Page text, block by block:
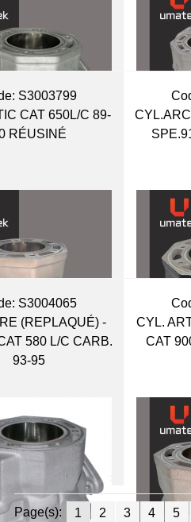
S3003799
CAT 650L/C 89-
RÉUSINÉ
S3004065
(REPLAQUÉ) -
580 L/C CARB.
93-95
CYL.
CAT
Page(s): 1 2 3 4 5